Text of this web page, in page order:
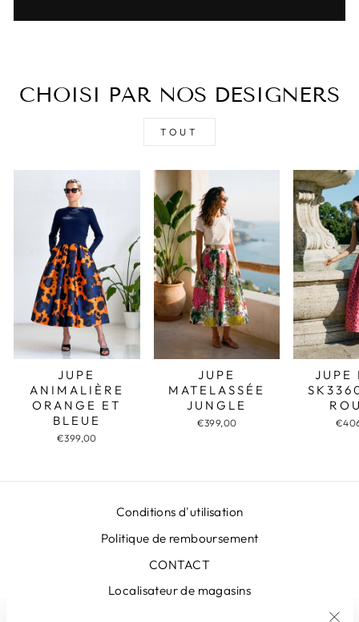
CHOISI PAR NOS DESIGNERS
TOUT
JUPE
ANIMALIÈRE
ORANGE ET
BLEUE
€399,00
JUPE
MATELASSÉE
JUNGLE
€399,00
JUPE
Conditions d'utilisation
Politique de remboursement
CONTACT
Localisateur de magasins